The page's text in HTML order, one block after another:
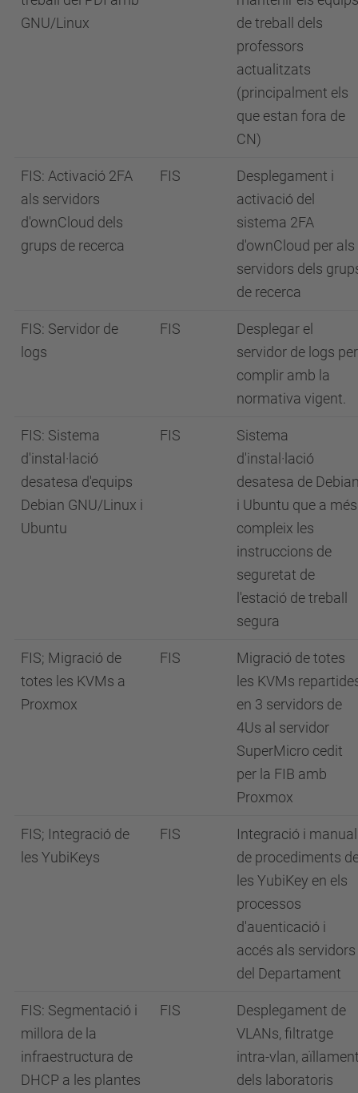
GNU/Linux
de treball dels
professors
actualitzats
(principalment els
que estan fora de
CN)
FIS: Activació 2FA
als servidors
d'ownCloud dels
grups de recerca
FIS
Desplegament i
activació del
sistema 2FA
d'ownCloud per als
servidors dels
de recerca
FIS: Servidor de
logs
FIS
Desplegar el
servidor de logs per
complir amb la
normativa vigent.
FIS: Sistema
d'instal·lació
desatesa d'equips
Debian GNU/Linux i
Ubuntu
FIS
Sistema
d'instal·lació
desatesa de
i Ubuntu que a més
compleix les
instruccions de
seguretat de
l'estació de treball
segura
FIS; Migració de
totes les KVMs a
Proxmox
FIS
Migració de totes
les KVMs
en 3 servidors de
4Us al servidor
SuperMicro cedit
per la FIB amb
Proxmox
FIS; Integració de
les YubiKeys
FIS
Integració i manual
de procediments
les YubiKey en els
processos
d'auenticació i
accés als servidors
del Departament
FIS: Segmentació i
millora de la
infraestructura de
DHCP a les plantes
FIS
Desplegament de
VLANs, filtratge
intra-vlan,
dels laboratoris